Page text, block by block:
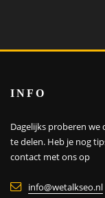
INFO
Dagelijks proberen
te delen. Heb je nog
contact met ons op
info@wetalkseo.nl